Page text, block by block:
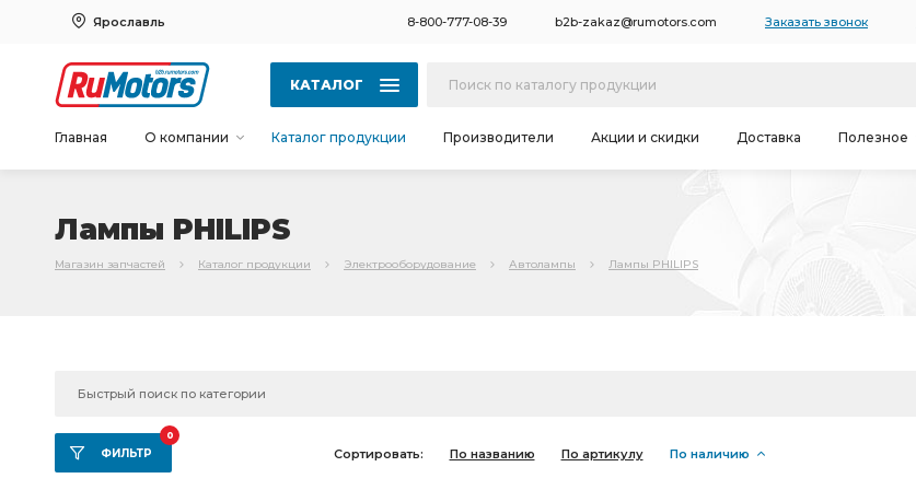
Ярославль 8-800-777-08-39 b2b-zakaz@rumotors.com Заказать звонок
КАТАЛОГ
Главная О компании Каталог продукции Производители Акции и скидки Доставка Полезное
Лампы PHILIPS
Магазин запчастей Каталог продукции Электрооборудование Автолампы Лампы PHILIPS
ФИЛЬТР
0
Сортировать: По названию По артикулу По наличию